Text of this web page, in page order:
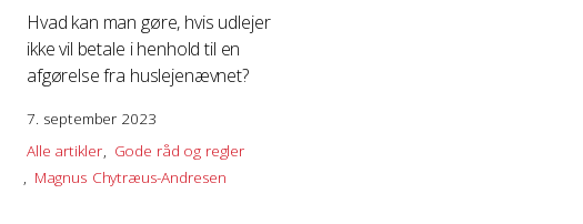
article.html?path=Safari/5.0/da/11471.html
Hvad kan man gøre, hvis udlejer
ikke vil betale i henhold til en
afgørelse fra huslejenævnet?
7. september 2023
Alle artikler
Gode råd og regler
Magnus Chytræus-Andresen